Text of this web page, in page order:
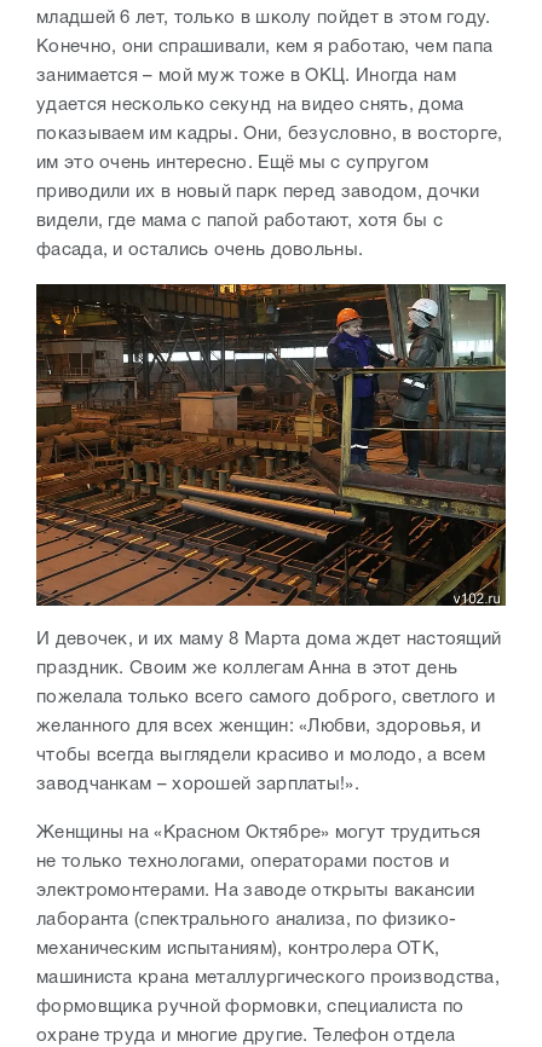
младшей 6 лет, только в школу пойдет в этом году.
Конечно, они спрашивали, кем я работаю, чем папа
занимается – мой муж тоже в ОКЦ. Иногда нам
удается несколько секунд на видео снять, дома
показываем им кадры. Они, безусловно, в восторге,
им это очень интересно. Ещё мы с супругом
приводили их в новый парк перед заводом, дочки
видели, где мама с папой работают, хотя бы с
фасада, и остались очень довольны.
И девочек, и их маму 8 Марта дома ждет настоящий
праздник. Своим же коллегам Анна в этот день
пожелала только всего самого доброго, светлого и
желанного для всех женщин: «Любви, здоровья, и
чтобы всегда выглядели красиво и молодо, а всем
заводчанкам – хорошей зарплаты!».
Женщины на «Красном Октябре» могут трудиться
не только технологами, операторами постов и
электромонтерами. На заводе открыты вакансии
лаборанта (спектрального анализа, по физико-
механическим испытаниям), контролера ОТК,
машиниста крана металлургического производства,
формовщика ручной формовки, специалиста по
охране труда и многие другие. Телефон отдела